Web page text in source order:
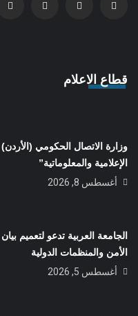
قطاع الاعلام
وزارة الاتصال الحكومي (الأردن)
الإعلامية والمعلوماتية”
أغسطس 8, 2026
الجامعة العربية تدعو لتعميم
الأمن والمنظمات الدولية
أغسطس 5, 2026